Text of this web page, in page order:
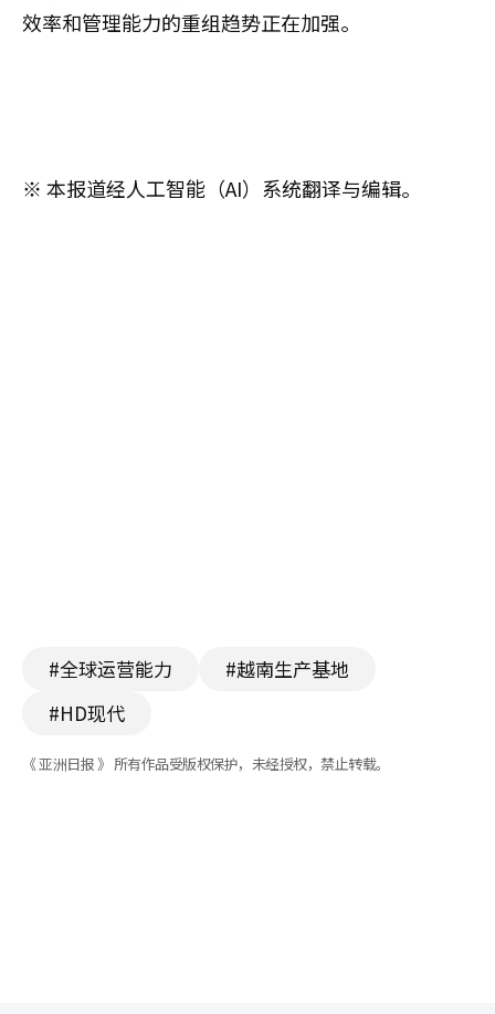
效率和管理能力的重组趋势正在加强。
※ 本报道经人工智能（AI）系统翻译与编辑。
#全球运营能力
#越南生产基地
#HD现代
《 亚洲日报 》 所有作品受版权保护，未经授权，禁止转载。